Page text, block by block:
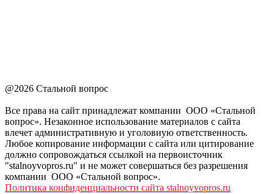
@2026 Стальной вопрос
Все права на сайт принадлежат компании ООО «Стальной
вопрос». Незаконное использование материалов с сайта
влечет административную и уголовную ответственность.
Любое копирование информации с сайта или цитирование
должно сопровождаться ссылкой на первоисточник
"stalnoyvopros.ru" и не может совершаться без разрешения
компании ООО «Стальной вопрос».
Политика конфиденциальности сайта stalnoyvopros.ru